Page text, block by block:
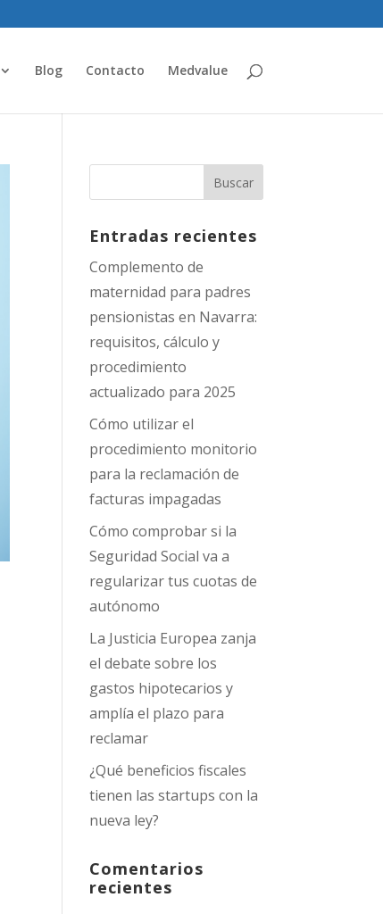
Blog Contacto Medvalue
Entradas recientes
Complemento de
maternidad para padres
pensionistas en Navarra:
requisitos, cálculo y
procedimiento
actualizado para 2025
Cómo utilizar el
procedimiento monitorio
para la reclamación de
facturas impagadas
Cómo comprobar si la
Seguridad Social va a
regularizar tus cuotas de
autónomo
La Justicia Europea zanja
el debate sobre los
gastos hipotecarios y
amplía el plazo para
reclamar
¿Qué beneficios fiscales
tienen las startups con la
nueva ley?
Comentarios
recientes